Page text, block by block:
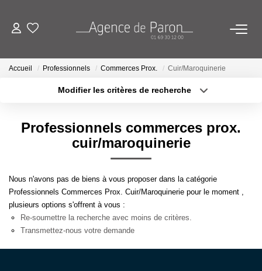
ACHETER
VENDRE
BIENS VENDUS
Estimez Votre Bien En Ligne
Accueil Professionnels Commerces Prox. Cuir/Maroquinerie
Modifier les critères de recherche
Budget max
Professionnels commerces prox.
cuir/maroquinerie
Nous n'avons pas de biens à vous proposer dans la catégorie
Professionnels Commerces Prox. Cuir/Maroquinerie pour le moment ,
plusieurs options s'offrent à vous :
Re-soumettre la recherche avec moins de critères.
Transmettez-nous votre demande